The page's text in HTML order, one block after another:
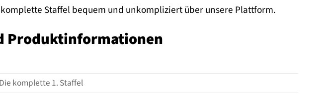
Staffel bequem und unkompliziert über unsere Plattform.
Produktinformationen
komplette 1. Staffel